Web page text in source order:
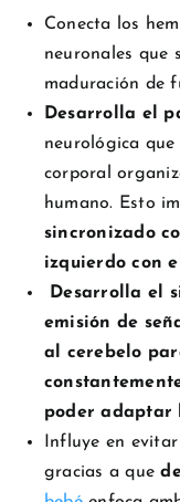
Conecta los
neuronales que
maduración de
Desarrolla el
neurológica que
corporal
humano. Esto
sincronizado
izquierdo con
Desarrolla el
emisión de
al cerebelo
poder adaptar
Influye en
gracias a que